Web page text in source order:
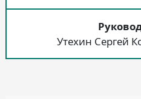
Утехин Сергей